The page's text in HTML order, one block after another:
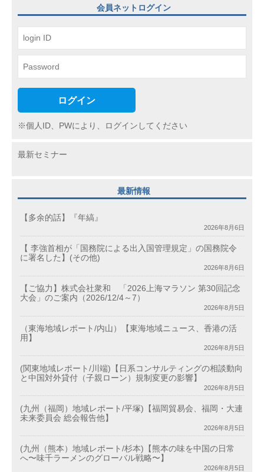
ョ
ン
会員ネットログイン
ログイン
※個人ID、PWにより、ログインしてください
最新セミナー
最新情報
【多余的話】『年縞』
2026年8月6日
【 李強首相が「国務院による出入国管理規定」の国務院令
に署名した】(その他)
2026年8月6日
【ご協力】株式会社衆和 「2026上海マラソン 第30回記念
大会」のご案内（2026/12/4～7）
2026年8月5日
（東海地域レポート/内山）【東海地域ニュース、香港の活
用】
2026年8月5日
(関東地域レポート/川端)【日系コンサルティングの相談動向
と中国対外貸付（子親ローン）規制変更の影響】
2026年8月5日
(九州（福岡）地域レポート/平塚)【福岡貿易会、福岡・大連
未来委員会 総会報告他】
2026年8月5日
(九州（熊本）地域レポート/杉本)【熊本の味を中国の日常
へ〜味千ラーメンのグローバル戦略〜】
2026年8月5日